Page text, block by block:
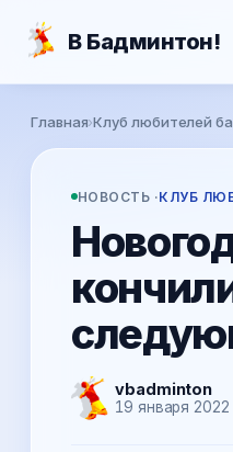
В Бадминтон!
Вы здесь
Главная›Клуб любителей
НОВОСТЬ ·КЛУБ
vbadminton
19 января